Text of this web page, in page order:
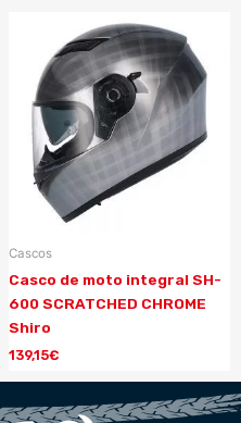
Cascos
Casco de moto integral SH-
600 SCRATCHED CHROME
Shiro
139,15€